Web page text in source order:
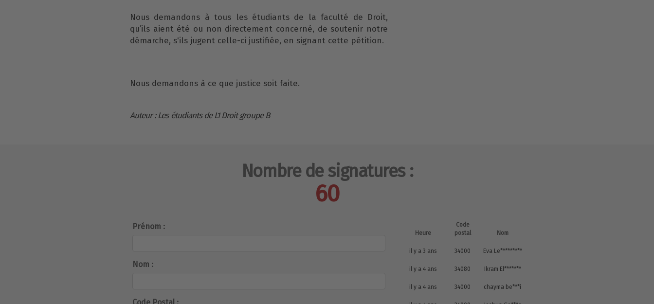
Nous demandons à tous les étudiants de la faculté de Droit,
qu’ils aient été ou non directement concerné, de soutenir notre
démarche, s'ils jugent celle-ci justifiée, en signant cette pétition.
Nous demandons à ce que justice soit faite.
Auteur : Les étudiants de L1 Droit groupe B
Nombre de signatures :
60
Prénom :
Nom :
Heure
Code
postal
Nom
il y a 3 ans 34000 Eva Le*********
il y a 4 ans 34080 Ikram El*******
il y a 4 ans 34000 chayma be***i